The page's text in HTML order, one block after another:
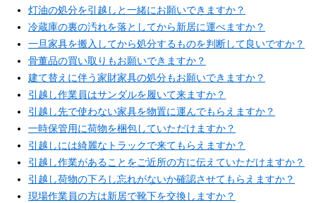
灯油の処分を引越しと一緒にお願いできますか？
冷蔵庫の裏の汚れを落としてから新居に運べますか？
一旦家具を搬入してから処分するものを判断して良いですか？
骨董品の買い取りもお願いできますか？
建て替えに伴う家財家具の処分もお願いできますか？
引越し作業員はサンダルを履いて来ますか？
引越し先で使わない家具を物置に運んでもらえますか？
一時保管用に荷物を梱包していただけますか？
引越しには綺麗なトラックで来てもらえますか？
引越し作業があることをご近所の方に伝えていただけますか？
引越し荷物の下ろし忘れがないか確認させてもらえますか？
現場作業員の方は新居で靴下を交換しますか？